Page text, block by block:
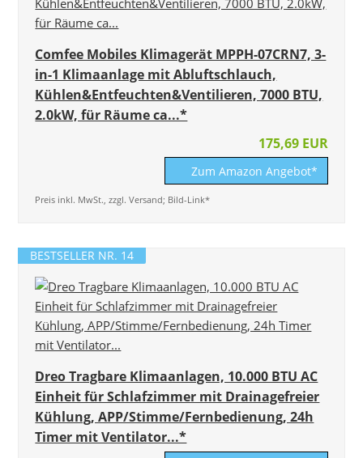
Comfee Mobiles Klimagerät MPPH-07CRN7, 3-
in-1 Klimaanlage mit Abluftschlauch,
Kühlen&Entfeuchten&Ventilieren, 7000 BTU,
2.0kW, für Räume ca...*
175,69 EUR
Zum Amazon Angebot*
Preis inkl. MwSt., zzgl. Versand; Bild-Link*
BESTSELLER NR. 14
Dreo Tragbare Klimaanlagen, 10.000 BTU AC
Einheit für Schlafzimmer mit Drainagefreier
Kühlung, APP/Stimme/Fernbedienung, 24h
Timer mit Ventilator...*